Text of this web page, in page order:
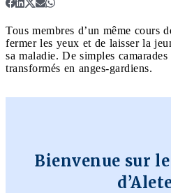
Tous membres d’un même cours
fermer les yeux et de laisser la
sa maladie. De simples
transformés en anges-gardiens.
Bienvenue sur